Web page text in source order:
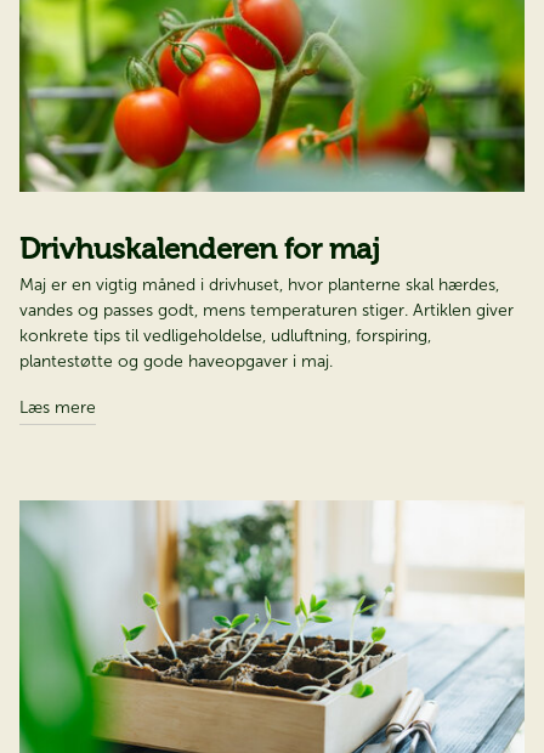
Drivhuskalenderen for maj​​​​​​​
Maj er en vigtig måned i drivhuset, hvor planterne skal hærdes,
vandes og passes godt, mens temperaturen stiger. Artiklen giver
konkrete tips til vedligeholdelse, udluftning, forspiring,
plantestøtte og gode haveopgaver i maj.
Læs mere